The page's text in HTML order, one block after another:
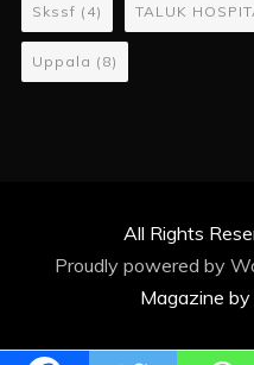
Skssf (4) TALUK
Uppala (8)
All Rights
Proudly powered by
Magazine by